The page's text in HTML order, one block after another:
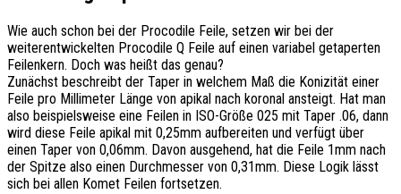
Wie auch schon bei der Procodile Feile, setzen wir bei der
weiterentwickelten Procodile Q Feile auf einen variabel getaperten
Feilenkern. Doch was heißt das genau?
Zunächst beschreibt der Taper in welchem Maß die Konizität einer
Feile pro Millimeter Länge von apikal nach koronal ansteigt. Hat man
also beispielsweise eine Feilen in ISO-Größe 025 mit Taper .06, dann
wird diese Feile apikal mit 0,25mm aufbereiten und verfügt über
einen Taper von 0,06mm. Davon ausgehend, hat die Feile 1mm nach
der Spitze also einen Durchmesser von 0,31mm. Diese Logik lässt
sich bei allen Komet Feilen fortsetzen.